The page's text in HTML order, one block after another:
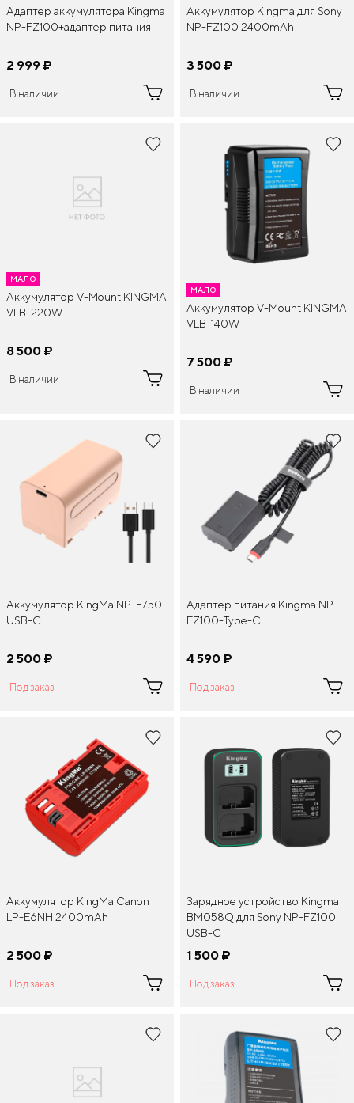
Адаптер аккумулятора Kingma
NP-FZ100+адаптер питания
2 999 ¤
В наличии
Аккумулятор Kingma для Sony
NP-FZ100 2400mAh
3 500 ¤
В наличии
МАЛО
Аккумулятор V-Mount KINGMA
VLB-220W
8 500 ¤
В наличии
МАЛО
Аккумулятор V-Mount KINGMA
VLB-140W
7 500 ¤
В наличии
Аккумулятор KingMa NP-F750
USB-C
2 500 ¤
Под заказ
Адаптер питания Kingma NP-
FZ100-Type-C
4 590 ¤
Под заказ
Аккумулятор KingMa Canon
LP-E6NH 2400mAh
2 500 ¤
Под заказ
Зарядное устройство Kingma
BM058Q для Sony NP-FZ100
USB-C
1 500 ¤
Под заказ